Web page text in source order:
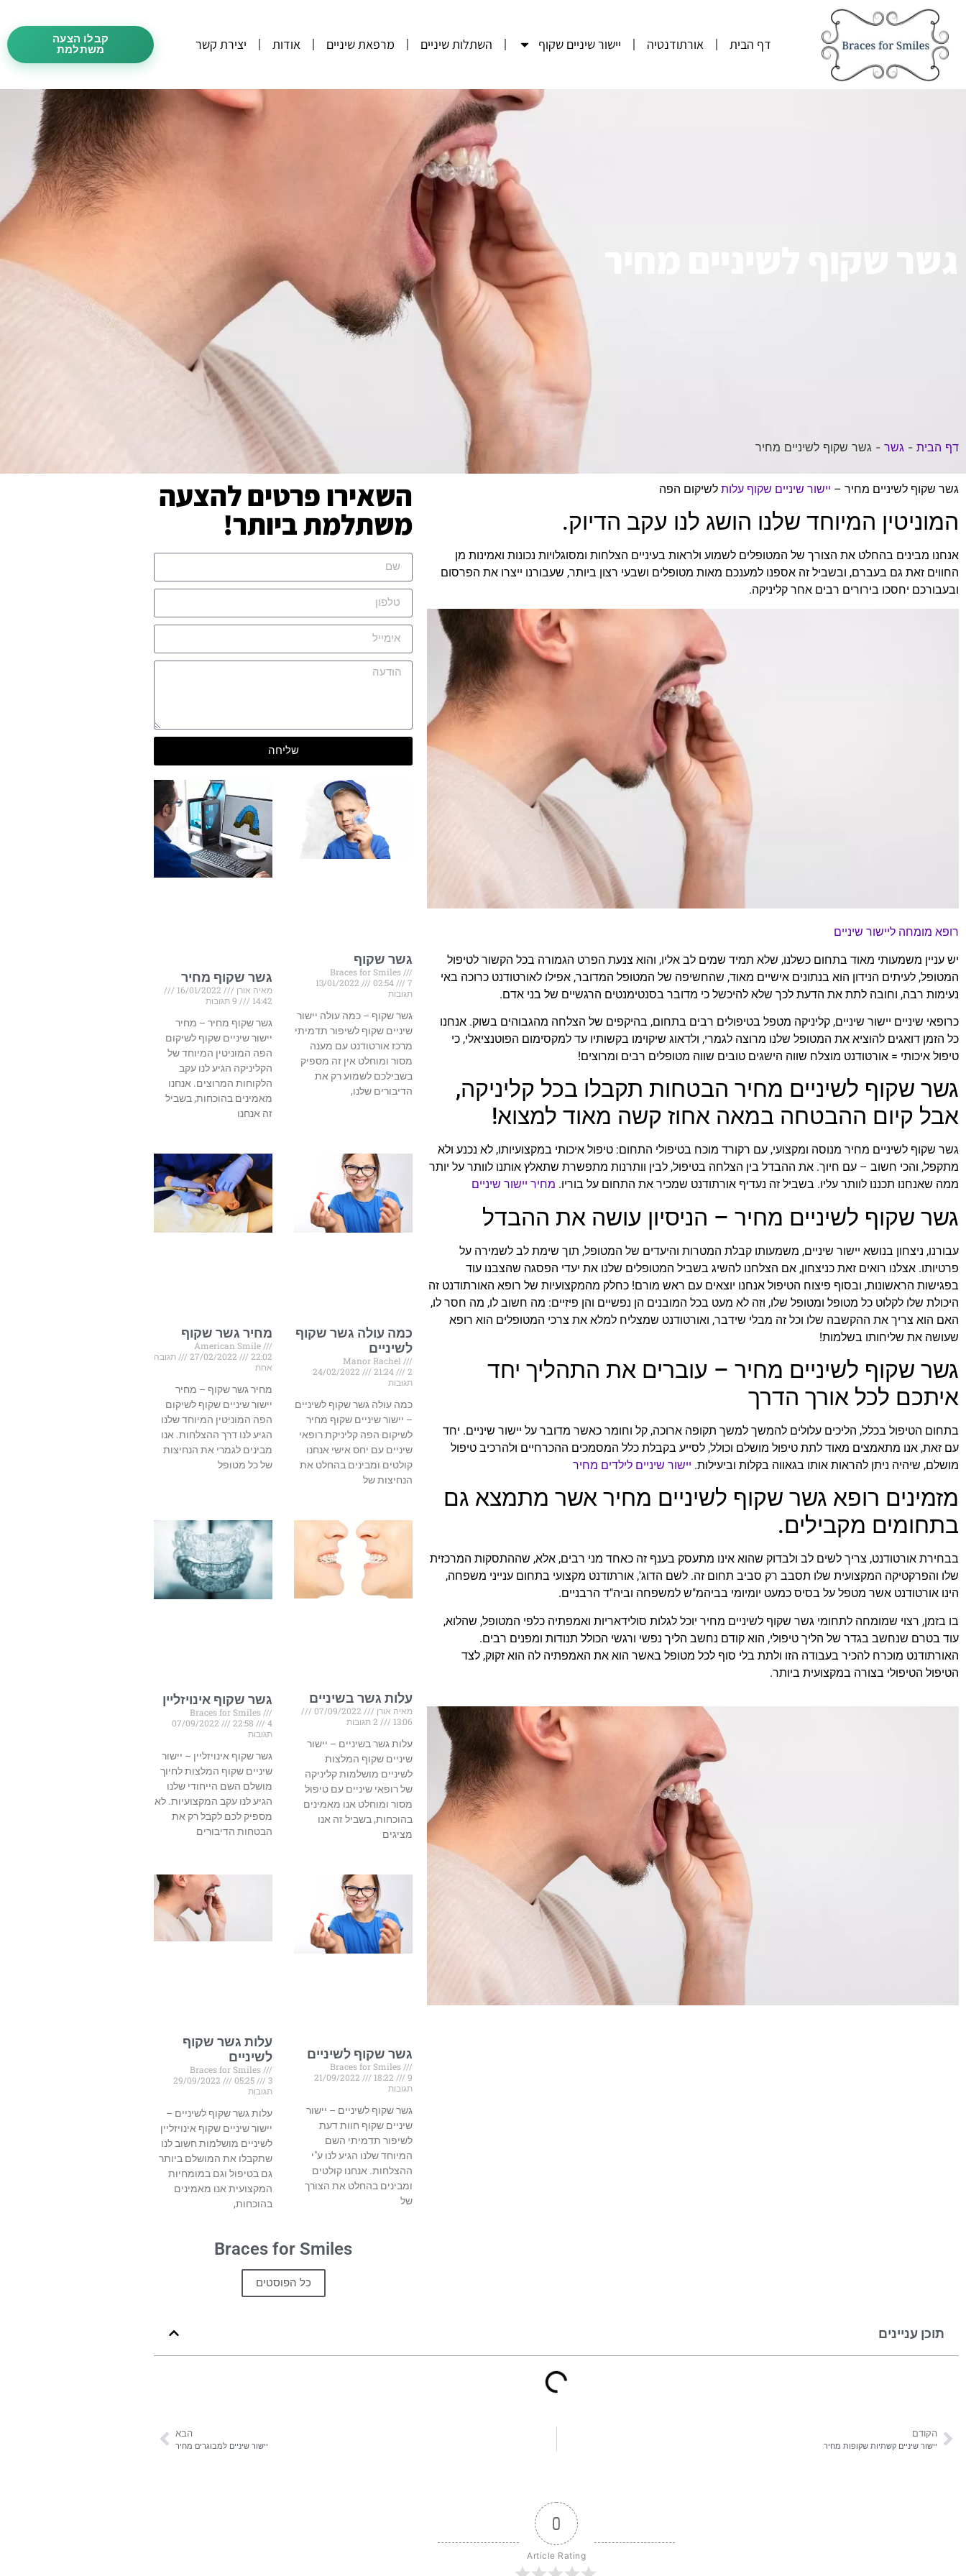
דף הבית אורתודנטיה יישור שיניים שקוף השתלות שיניים מרפאת שיניים אודות יצירת קשר
קבלו הצעה
משתלמת
דף הבית - גשר - גשר שקוף לשיניים מחיר
גשר שקוף לשיניים מחיר – יישור שיניים שקוף עלות לשיקום הפה
המוניטין המיוחד שלנו הושג לנו עקב הדיוק.
אנחנו מבינים בהחלט את הצורך של המטופלים לשמוע ולראות בעיניים הצלחות ומסוגלויות נכונות ואמינות מן
החווים זאת גם בעברם, ובשביל זה אספנו למענכם מאות מטופלים ושבעי רצון ביותר, שעבורנו ייצרו את הפרסום
ובעבורכם יחסכו בירורים רבים אחר קליניקה.
רופא מומחה ליישור שיניים
יש עניין משמעותי מאוד בתחום כשלנו, שלא תמיד שמים לב אליו, והוא צנעת הפרט הגמורה בכל הקשור לטיפול
המטופל, לעיתים הנידון הוא בנתונים אישיים מאוד, שהחשיפה של המטופל המדובר, אפילו לאורטודנט כרוכה באי
נעימות רבה, וחובה לתת את הדעת לכך שלא להיכשל כי מדובר בסנטימנטים הרגשיים של בני אדם.
כרופאי שיניים יישור שיניים, קליניקה מטפל בטיפולים רבים בתחום, בהיקפים של הצלחה מהגבוהים בשוק. אנחנו
כל הזמן דואגים להוציא את המטופל שלנו מרוצה לגמרי, ולדאוג שיקוימו בקשותיו עד למקסימום הפוטנציאלי, כי
טיפול איכותי = אורטודנט מוצלח שווה הישגים טובים שווה מטופלים רבים ומרוצים!
גשר שקוף לשיניים מחיר הבטחות תקבלו בכל קליניקה,
אבל קיום ההבטחה במאה אחוז קשה מאוד למצוא!
גשר שקוף לשיניים מחיר מנוסה ומקצועי, עם רקורד מוכח בטיפולי התחום: טיפול איכותי במקצועיותו, לא נכנע ולא
מתקפל, והכי חשוב – עם חיוך. את ההבדל בין הצלחה בטיפול, לבין וותרנות מתפשרת שתאלץ אותנו לוותר על יותר
ממה שאנחנו תכננו לוותר עליו. בשביל זה נעדיף אורתודנט שמכיר את התחום על בוריו. מחיר יישור שיניים
גשר שקוף לשיניים מחיר – הניסיון עושה את ההבדל
עבורנו, ניצחון בנושא יישור שיניים, משמעותו קבלת המטרות והיעדים של המטופל, תוך שימת לב לשמירה על
פרטיותו. אצלנו רואים זאת כניצחון, אם הצלחנו להשיג בשביל המטופלים שלנו את יעדי הפסגה שהצבנו עוד
בפגישות הראשונות, ובסוף פיצוח הטיפול אנחנו יוצאים עם ראש מורם! כחלק מהמקצועיות של רופא האורתודנט זה
היכולת שלו לקלוט כל מטופל ומטופל שלו, וזה לא מעט בכל המובנים הן נפשיים והן פיזיים: מה חשוב לו, מה חסר לו,
האם הוא צריך את ההקשבה שלו וכל זה מבלי שידבר, ואורטודנט שמצליח למלא את צרכי המטופלים הוא רופא
שעושה את שליחותו בשלמות!
גשר שקוף לשיניים מחיר – עוברים את התהליך יחד
איתכם לכל אורך הדרך
בתחום הטיפול בכלל, הליכים עלולים להמשך למשך תקופה ארוכה, קל וחומר כאשר מדובר על יישור שיניים. יחד
עם זאת, אנו מתאמצים מאוד לתת טיפול מושלם וכולל, לסייע בקבלת כלל המסמכים ההכרחיים ולהרכיב טיפול
מושלם, שיהיה ניתן להראות אותו בגאווה בקלות וביעילות. יישור שיניים לילדים מחיר
מזמינים רופא גשר שקוף לשיניים מחיר אשר מתמצא גם
בתחומים מקבילים.
בבחירת אורטודנט, צריך לשים לב ולבדוק שהוא אינו מתעסק בענף זה כאחד מני רבים, אלא, שההתסקות המרכזית
שלו והפרקטיקה המקצועית שלו תסבב רק סביב תחום זה. לשם הדוג', אורתודנט מקצועי בתחום ענייני משפחה,
הינו אורטודנט אשר מטפל על בסיס כמעט יומיומי בביהמ"ש למשפחה וביה"ד הרבניים.
בו בזמן, רצוי שמומחה לתחומי גשר שקוף לשיניים מחיר יוכל לגלות סולידאריות ואמפתיה כלפי המטופל, שהלוא,
עוד בטרם שנחשב בגדר של הליך טיפולי, הוא קודם נחשב הליך נפשי ורגשי הכולל תנודות ומפנים רבים.
האורתודנט מוכרח להכיר בעבודה הזו ולתת בלי סוף לכל מטופל באשר הוא את האמפתיה לה הוא זקוק, לצד
הטיפול הטיפולי בצורה במקצועית ביותר.
השאירו פרטים להצעה
משתלמת ביותר!
שליחה
גשר שקוף
Braces for Smiles
13/01/2022
02:54
7
תגובות
גשר שקוף – כמה עולה יישור
שיניים שקוף לשיפור תדמיתי
מרכז אורטודנט עם מענה
מסור ומוחלט אין זה מספיק
בשבילכם לשמוע רק את
הדיבורים שלנו,
גשר שקוף מחיר
מאיה אורן
16/01/2022
14:42
9 תגובות
גשר שקוף מחיר – מחיר
יישור שיניים שקוף לשיקום
הפה המוניטין המיוחד של
הקליניקה הגיע לנו עקב
הלקוחות המרוצים. אנחנו
מאמינים בהוכחות, בשביל
זה אנחנו
כמה עולה גשר שקוף
לשיניים
Manor Rachel
24/02/2022
21:24
2
תגובות
כמה עולה גשר שקוף לשיניים
– יישור שיניים שקוף מחיר
לשיקום הפה קליניקת רופאי
שיניים עם יחס אישי אנחנו
קולטים ומבינים בהחלט את
הנחיצות של
מחיר גשר שקוף
American Smile
27/02/2022
22:02
תגובה
אחת
מחיר גשר שקוף – מחיר
יישור שיניים שקוף לשיקום
הפה המוניטין המיוחד שלנו
הגיע לנו דרך ההצלחות. אנו
מבינים לגמרי את הנחיצות
של כל מטופל
עלות גשר בשיניים
מאיה אורן
07/09/2022
13:06
2 תגובות
עלות גשר בשיניים – יישור
שיניים שקוף המלצות
לשיניים מושלמות קליניקה
של רופאי שיניים עם טיפול
מסור ומוחלט אנו מאמינים
בהוכחות, בשביל זה אנו
מציגים
גשר שקוף אינויזליין
Braces for Smiles
07/09/2022
22:58
4
תגובות
גשר שקוף אינויזליין – יישור
שיניים שקוף המלצות לחיוך
מושלם השם הייחודי שלנו
הגיע לנו עקב המקצועיות. לא
מספיק לכם לקבל רק את
הבטחות הדיבורים
גשר שקוף לשיניים
Braces for Smiles
21/09/2022
18:22
9
תגובות
גשר שקוף לשיניים – יישור
שיניים שקוף חוות דעת
לשיפור תדמיתי השם
המיוחד שלנו הגיע לנו ע"י
ההצלחות. אנחנו קולטים
ומבינים בהחלט את הצורך
של
עלות גשר שקוף
לשיניים
Braces for Smiles
29/09/2022
05:25
3
תגובות
עלות גשר שקוף לשיניים –
יישור שיניים שקוף אינויזליין
לשיניים מושלמות חשוב לנו
שתקבלו את המושלם ביותר
גם בטיפול וגם במומחיות
המקצועית אנו מאמינים
בהוכחות,
Braces for Smiles
כל הפוסטים
תוכן עניינים
הקודם
יישור שיניים קשתיות שקופות מחיר
הבא
יישור שיניים למבוגרים מחיר
0
Article Rating